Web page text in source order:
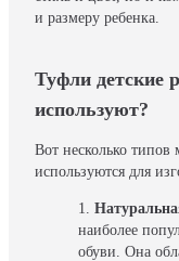
и размеру ребенка.
Туфли детские
используют?
Вот несколько типов
используются для
наиболее
обуви. Она